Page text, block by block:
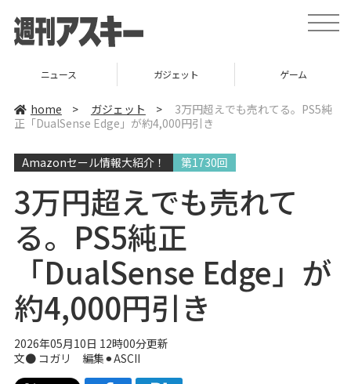
t
o
a
v
ニュース ガジェット ゲーム
home > ガジェット >
3万円超えでも売れてる。PS5純
正「DualSense Edge」が約4,000円引き
Amazonセール情報大紹介！ 第1730回
3万円超えでも売れて
る。PS5純正
「DualSense Edge」が
約4,000円引き
2026年05月10日 12時00分更新
文● コガリ 編集⚫︎ASCII